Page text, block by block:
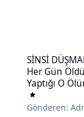
SİNSİ
Her Gün
Yaptığı O
Gönderen: